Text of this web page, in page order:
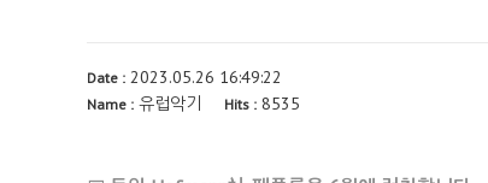
Date : 2023.05.26 16:49:22
Name : 유럽악기 Hits : 8535